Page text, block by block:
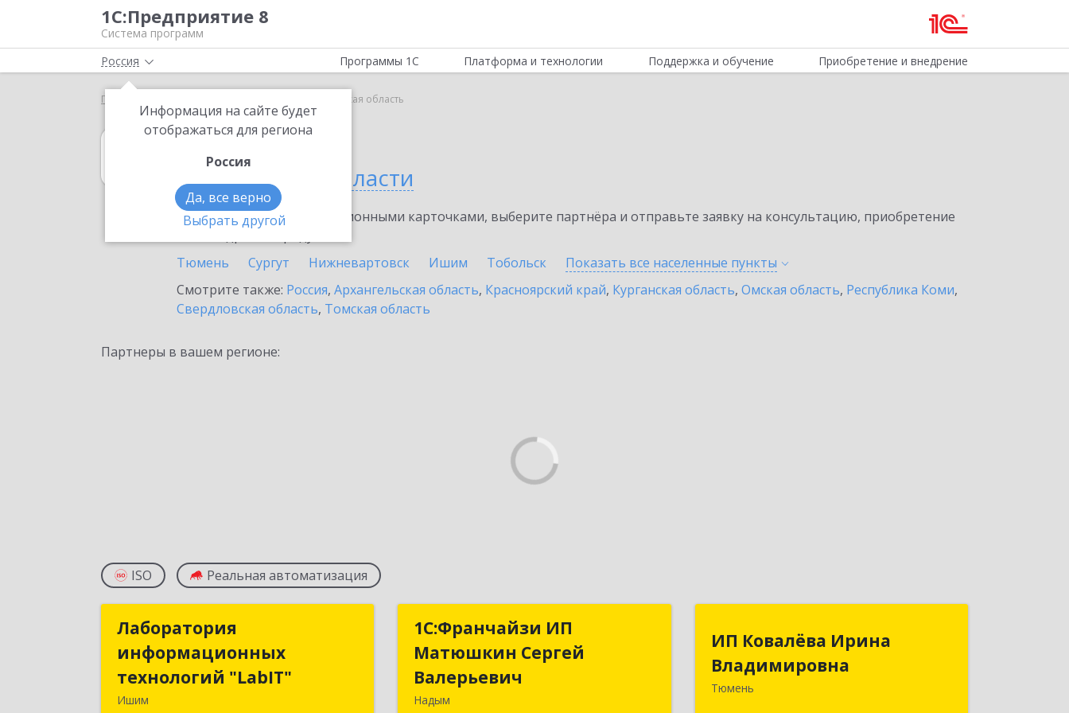
1С:Предприятие 8
Система программ
Россия
Информация на сайте будет
отображаться для региона
Россия
Да, все верно
Выбрать другой
Программы 1С Платформа и технологии Поддержка и обучение Приобретение и внедрение
Главная Тюменская область
1С:Касса
в Тюменской области
Ознакомьтесь с информационными карточками, выберите партнёра и отправьте заявку на консультацию, приобретение
Тюмень
Сургут Нижневартовск Ишим Тобольск Показать все населенные пункты
Смотрите также: Россия, Архангельская область, Красноярский край, Курганская область, Омская область, Республика Коми,
Свердловская область, Томская область
Партнеры в вашем регионе:
ISO Реальная автоматизация
Лаборатория
информационных
технологий "LabIT"
Ишим
информационных
технологий "LabIT"
1С:Франчайзи ИП
Матюшкин Сергей
Валерьевич
Надым
1С:Франчайзи ИП
Матюшкин Сергей
ИП Ковалёва Ирина
Владимировна
Тюмень
ИП Ковалёва Ирина
Владимировна
625025, Тюменская обл, Тюмень г,